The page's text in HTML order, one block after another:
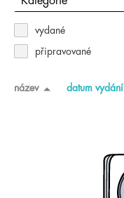
vydané
připravované
název datum vydání